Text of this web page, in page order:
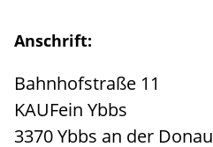
Anschrift:
Bahnhofstraße 11
KAUFein Ybbs
3370Ybbs an der Donau